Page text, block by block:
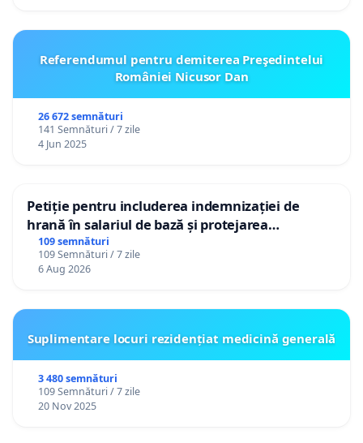
Referendumul pentru demiterea Preşedintelui
României Nicusor Dan
26 672 semnături
141 Semnături / 7 zile
4 Jun 2025
Petiție pentru includerea indemnizației de
hrană în salariul de bază și protejarea
gradațiilor de vechime pentru asistenții
personali
109 semnături
109 Semnături / 7 zile
6 Aug 2026
Suplimentare locuri rezidențiat medicină generală
3 480 semnături
109 Semnături / 7 zile
20 Nov 2025